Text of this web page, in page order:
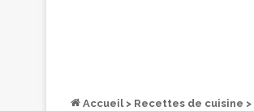
Accueil > Recettes de cuisine >